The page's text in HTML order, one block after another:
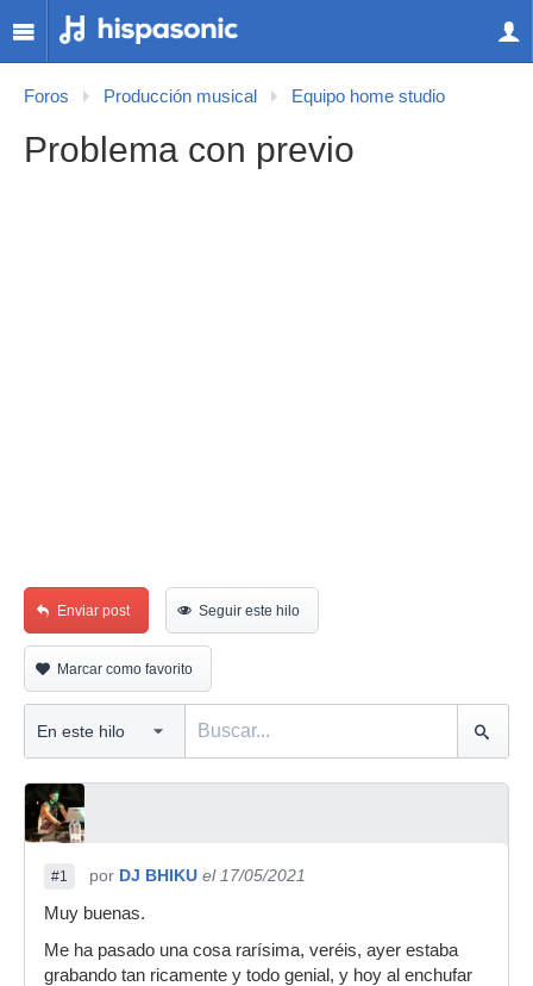
Foros Producción musical Equipo home studio
Problema con previo
Enviar post Seguir este hilo
Marcar como favorito
#1 por DJ BHIKU el 17/05/2021
Muy buenas.
Me ha pasado una cosa rarísima, veréis, ayer estaba
grabando tan ricamente y todo genial, y hoy al enchufar